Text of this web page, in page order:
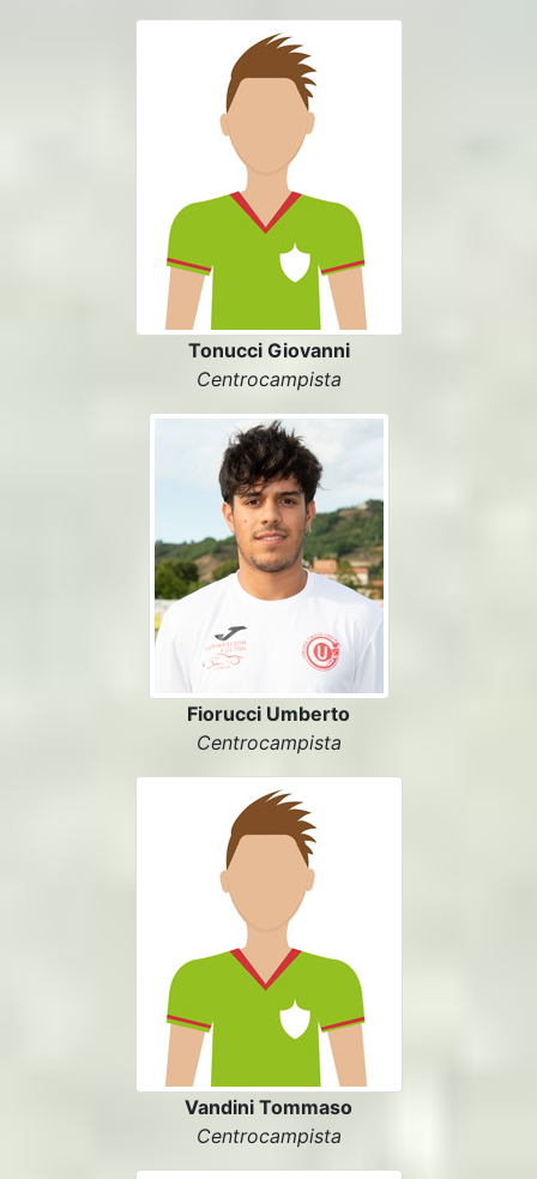
Tonucci Giovanni
Centrocampista
Fiorucci Umberto
Centrocampista
Vandini Tommaso
Centrocampista